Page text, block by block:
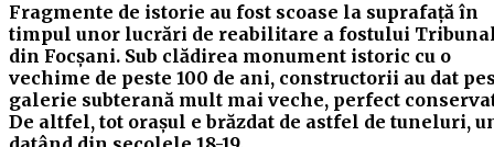
Fragmente de istorie au fost scoase la suprafaţă în
timpul unor lucrări de reabilitare a fostului
din Focşani. Sub clădirea monument istoric cu o
vechime de peste 100 de ani, constructorii au dat
galerie subterană mult mai veche, perfect
De altfel, tot orașul e brăzdat de astfel de tuneluri,